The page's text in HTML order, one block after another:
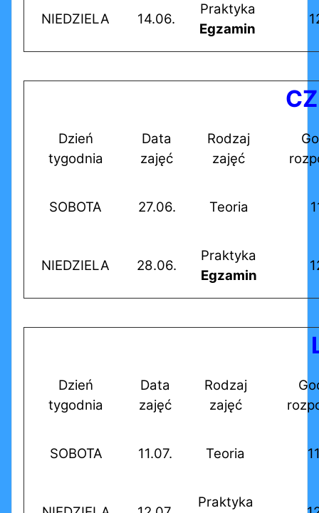
NIEDZIELA 14.06.
Praktyka
Egzamin
Dzień
tygodnia
Data
zajęć
Rodzaj
zajęć
SOBOTA 27.06. Teoria
NIEDZIELA 28.06.
Praktyka
Egzamin
Dzień
tygodnia
Data
zajęć
Rodzaj
zajęć
SOBOTA 11.07. Teoria
Praktyka